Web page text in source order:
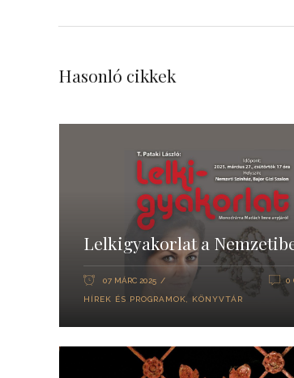
Hasonló cikkek
Lelkigyakorlat a
07 MÁRC 2025
HÍREK ÉS PROGRAMOK, KÖNYVTÁR
0